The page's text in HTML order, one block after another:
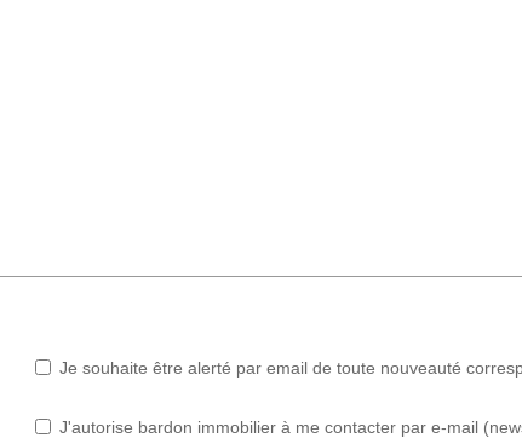
Je souhaite être alerté par email de toute nouveauté
J'autorise bardon immobilier à me contacter par e-mail